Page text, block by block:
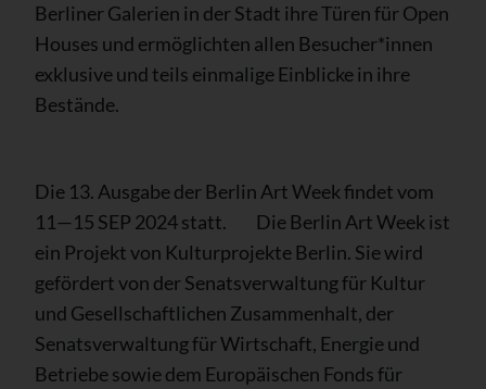
Berliner Galerien in der Stadt ihre Türen für Open
Houses und ermöglichten allen Besucher*innen
exklusive und teils einmalige Einblicke in ihre
Bestände.
Die 13. Ausgabe der Berlin Art Week findet vom
11—15 SEP 2024 statt. ­ ­ ­ ­ ­ ­ ­ ­ Die Berlin Art Week ist
ein Projekt von Kulturprojekte Berlin. Sie wird
gefördert von der Senatsverwaltung für Kultur
und Gesellschaftlichen Zusammenhalt, der
Senatsverwaltung für Wirtschaft, Energie und
Betriebe sowie dem Europäischen Fonds für